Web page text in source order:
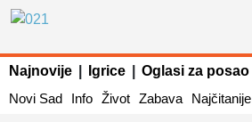
Najnovije Igrice Oglasi za posao
Novi Sad
Info Život Zabava Najčitanije